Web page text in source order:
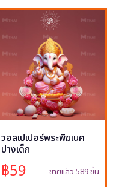
วอลเปเปอร์พระพิฆเนศ
ปางเด็ก
฿59 ขายแล้ว 589 ชิ้น